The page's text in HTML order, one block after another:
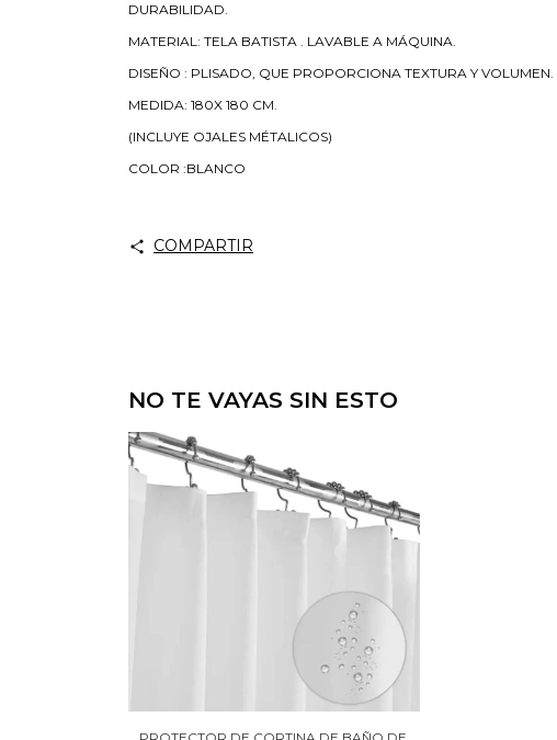
DURABILIDAD.
MATERIAL: TELA BATISTA . LAVABLE A MÁQUINA.
DISEÑO : PLISADO, QUE PROPORCIONA TEXTURA Y VOLUMEN.
MEDIDA: 180X 180 CM.
(INCLUYE OJALES MÉTALICOS)
COLOR :BLANCO
COMPARTIR
NO TE VAYAS SIN ESTO